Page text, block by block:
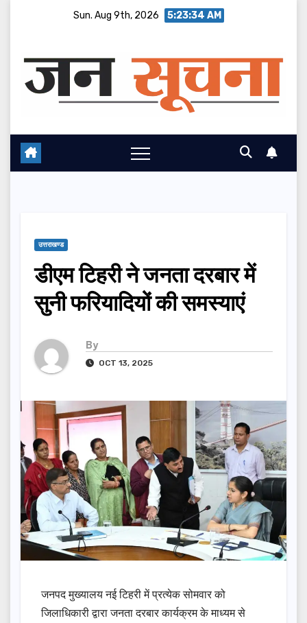
Sun. Aug 9th, 2026 5:23:35 AM
उत्तराखण्ड
डीएम टिहरी ने जनता दरबार में
सुनी फरियादियों की समस्याएं
By
OCT 13, 2025
जनपद मुख्यालय नई टिहरी में प्रत्येक सोमवार को
जिलाधिकारी द्वारा जनता दरबार कार्यक्रम के माध्यम से